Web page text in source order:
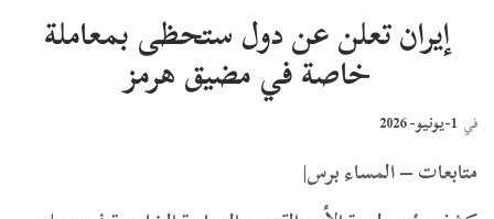
إيران تعلن عن دول ستحظى بمعاملة
خاصة في مضيق هرمز
في 1-يونيو- 2026
متابعات – المساء برس|